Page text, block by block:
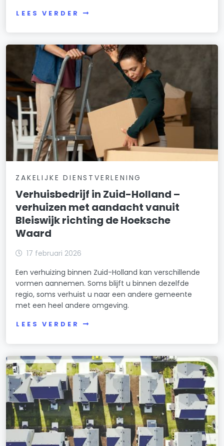
LEES VERDER
ZAKELIJKE DIENSTVERLENING
Verhuisbedrijf in Zuid-Holland –
verhuizen met aandacht vanuit
Bleiswijk richting de Hoeksche
Waard
17 februari 2026
Een verhuizing binnen Zuid-Holland kan verschillende
vormen aannemen. Soms blijft u binnen dezelfde
regio, soms verhuist u naar een andere gemeente
met een heel andere omgeving.
LEES VERDER